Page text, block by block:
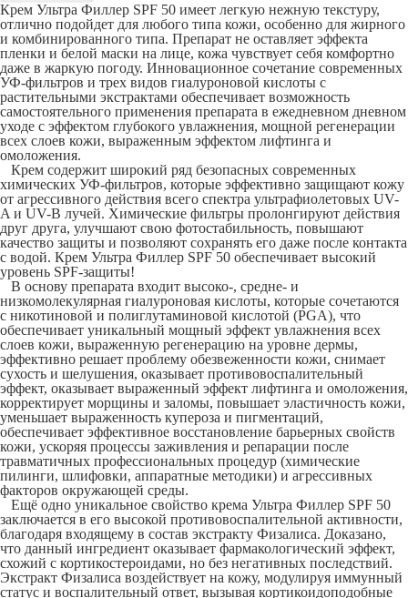
Крем Ультра Филлер SPF 50 имеет легкую нежную текстуру,
отлично подойдет для любого типа кожи, особенно для жирного
и комбинированного типа. Препарат не оставляет эффекта
пленки и белой маски на лице, кожа чувствует себя комфортно
даже в жаркую погоду. Инновационное сочетание современных
УФ-фильтров и трех видов гиалуроновой кислоты с
растительными экстрактами обеспечивает возможность
самостоятельного применения препарата в ежедневном дневном
уходе с эффектом глубокого увлажнения, мощной регенерации
всех слоев кожи, выраженным эффектом лифтинга и
омоложения.
Крем содержит широкий ряд безопасных современных
химических УФ-фильтров, которые эффективно защищают кожу
от агрессивного действия всего спектра ультрафиолетовых UV-
A и UV-B лучей. Химические фильтры пролонгируют действия
друг друга, улучшают свою фотостабильность, повышают
качество защиты и позволяют сохранять его даже после контакта
с водой. Крем Ультра Филлер SPF 50 обеспечивает высокий
уровень SPF-защиты!
В основу препарата входит высоко-, средне- и
низкомолекулярная гиалуроновая кислоты, которые сочетаются
с никотиновой и полиглутаминовой кислотой (PGA), что
обеспечивает уникальный мощный эффект увлажнения всех
слоев кожи, выраженную регенерацию на уровне дермы,
эффективно решает проблему обезвеженности кожи, снимает
сухость и шелушения, оказывает противовоспалительный
эффект, оказывает выраженный эффект лифтинга и омоложения,
корректирует морщины и заломы, повышает эластичность кожи,
уменьшает выраженность купероза и пигментаций,
обеспечивает эффективное восстановление барьерных свойств
кожи, ускоряя процессы заживления и репарации после
травматичных профессиональных процедур (химические
пилинги, шлифовки, аппаратные методики) и агрессивных
факторов окружающей среды.
Ещё одно уникальное свойство крема Ультра Филлер SPF 50
заключается в его высокой противовоспалительной активности,
благодаря входящему в состав экстракту Физалиса. Доказано,
что данный ингредиент оказывает фармакологический эффект,
схожий с кортикостероидами, но без негативных последствий.
Экстракт Физалиса воздействует на кожу, модулируя иммунный
статус и воспалительный ответ, вызывая кортикоидоподобные